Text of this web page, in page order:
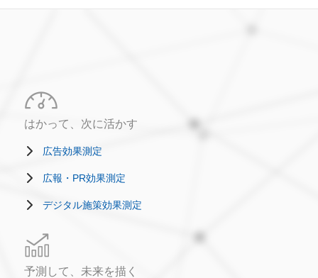
はかって、次に活かす
広告効果測定
広報・PR効果測定
デジタル施策効果測定
予測して、未来を描く